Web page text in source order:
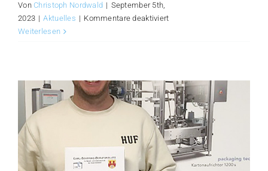
VonChristoph Nordwald | September 5th,
2023 | Aktuelles | Kommentare deaktiviertfür
Weiterlesen